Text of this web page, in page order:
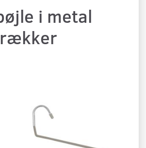
i metal